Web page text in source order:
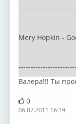
Mery Hopkin -
Валера!!! Ты
0
06.07.2011 16:19